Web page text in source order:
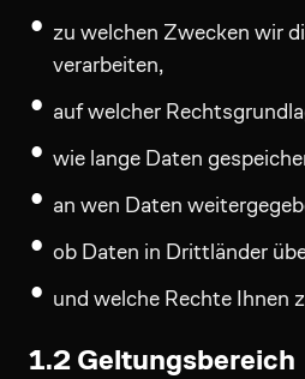
zu welchen Zwecken wir
verarbeiten,
auf welcher
wie lange Daten
an wen Daten
ob Daten in Drittländer
und welche Rechte Ihnen
1.2 Geltungsbereich